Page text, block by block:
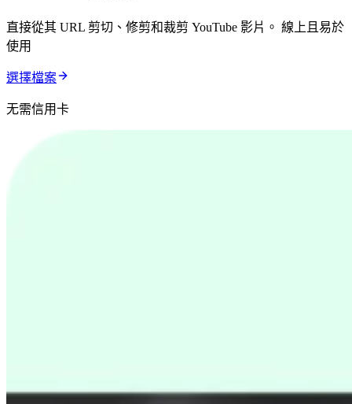
直接從其 URL 剪切、修剪和裁剪 YouTube 影片。 線上且易於
使用
選擇檔案
无需信用卡